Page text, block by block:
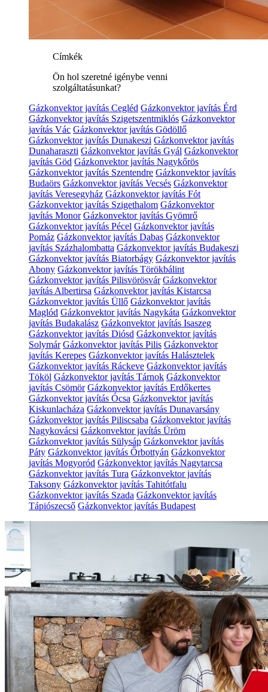
Címkék
Ön hol szeretné igénybe venni
szolgáltatásunkat?
Gázkonvektor javítás Cegléd Gázkonvektor javítás Érd
Gázkonvektor javítás Szigetszentmiklós Gázkonvektor
javítás Vác Gázkonvektor javítás Gödöllő
Gázkonvektor javítás Dunakeszi Gázkonvektor javítás
Dunaharaszti Gázkonvektor javítás Gyál Gázkonvektor
javítás Göd Gázkonvektor javítás Nagykőrös
Gázkonvektor javítás Szentendre Gázkonvektor javítás
Budaörs Gázkonvektor javítás Vecsés Gázkonvektor
javítás Veresegyház Gázkonvektor javítás Fót
Gázkonvektor javítás Szigethalom Gázkonvektor
javítás Monor Gázkonvektor javítás Gyömrő
Gázkonvektor javítás Pécel Gázkonvektor javítás
Pomáz Gázkonvektor javítás Dabas Gázkonvektor
javítás Százhalombatta Gázkonvektor javítás Budakeszi
Gázkonvektor javítás Biatorbágy Gázkonvektor javítás
Abony Gázkonvektor javítás Törökbálint
Gázkonvektor javítás Pilisvörösvár Gázkonvektor
javítás Albertirsa Gázkonvektor javítás Kistarcsa
Gázkonvektor javítás Üllő Gázkonvektor javítás
Maglód Gázkonvektor javítás Nagykáta Gázkonvektor
javítás Budakalász Gázkonvektor javítás Isaszeg
Gázkonvektor javítás Diósd Gázkonvektor javítás
Solymár Gázkonvektor javítás Pilis Gázkonvektor
javítás Kerepes Gázkonvektor javítás Halásztelek
Gázkonvektor javítás Ráckeve Gázkonvektor javítás
Tököl Gázkonvektor javítás Tárnok Gázkonvektor
javítás Csömör Gázkonvektor javítás Erdőkertes
Gázkonvektor javítás Ócsa Gázkonvektor javítás
Kiskunlacháza Gázkonvektor javítás Dunavarsány
Gázkonvektor javítás Piliscsaba Gázkonvektor javítás
Nagykovácsi Gázkonvektor javítás Üröm
Gázkonvektor javítás Sülysáp Gázkonvektor javítás
Páty Gázkonvektor javítás Őrbottyán Gázkonvektor
javítás Mogyoród Gázkonvektor javítás Nagytarcsa
Gázkonvektor javítás Tura Gázkonvektor javítás
Taksony Gázkonvektor javítás Tahitótfalu
Gázkonvektor javítás Szada Gázkonvektor javítás
Tápiószecső Gázkonvektor javítás Budapest